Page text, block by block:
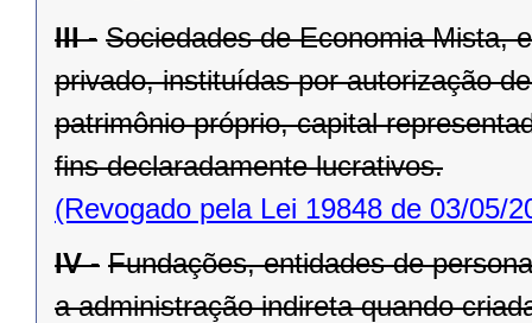
III - Sociedades de Economia Mista,
privado, instituídas por autorização
patrimônio próprio, capital
fins declaradamente lucrativos.
(Revogado pela Lei 19848 de 03/05/
IV - Fundações, entidades de
a administração indireta quando